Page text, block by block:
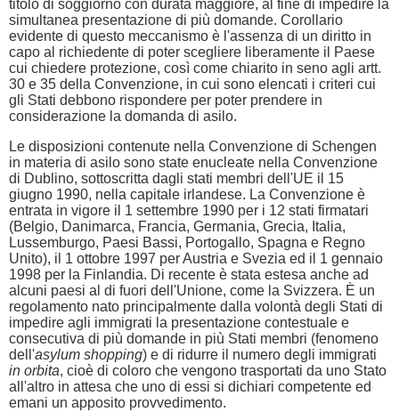
titolo di soggiorno con durata maggiore, al fine di impedire la
simultanea presentazione di più domande. Corollario
evidente di questo meccanismo è l'assenza di un diritto in
capo al richiedente di poter scegliere liberamente il Paese
cui chiedere protezione, così come chiarito in seno agli artt.
30 e 35 della Convenzione, in cui sono elencati i criteri cui
gli Stati debbono rispondere per poter prendere in
considerazione la domanda di asilo.
Le disposizioni contenute nella Convenzione di Schengen
in materia di asilo sono state enucleate nella Convenzione
di Dublino, sottoscritta dagli stati membri dell'UE il 15
giugno 1990, nella capitale irlandese. La Convenzione è
entrata in vigore il 1 settembre 1990 per i 12 stati firmatari
(Belgio, Danimarca, Francia, Germania, Grecia, Italia,
Lussemburgo, Paesi Bassi, Portogallo, Spagna e Regno
Unito), il 1 ottobre 1997 per Austria e Svezia ed il 1 gennaio
1998 per la Finlandia. Di recente è stata estesa anche ad
alcuni paesi al di fuori dell'Unione, come la Svizzera. È un
regolamento nato principalmente dalla volontà degli Stati di
impedire agli immigrati la presentazione contestuale e
consecutiva di più domande in più Stati membri (fenomeno
dell'asylum shopping) e di ridurre il numero degli immigrati
in orbita, cioè di coloro che vengono trasportati da uno Stato
all'altro in attesa che uno di essi si dichiari competente ed
emani un apposito provvedimento.